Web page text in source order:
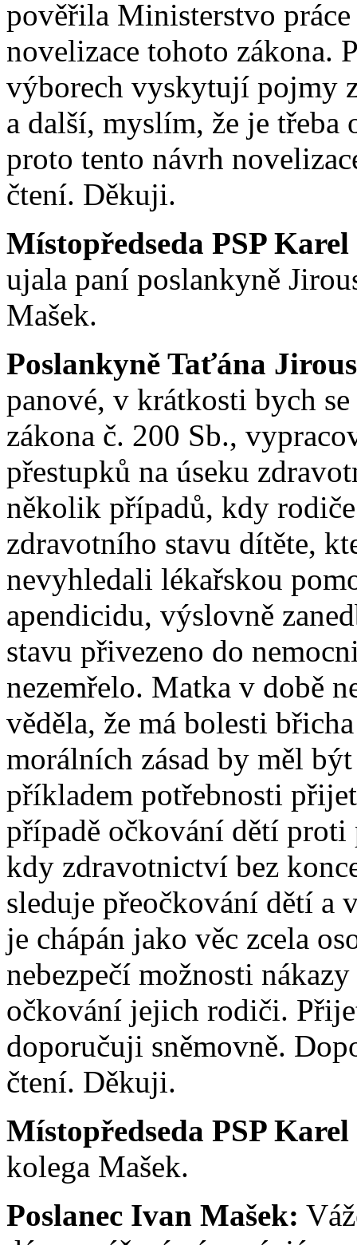
pověřila Ministerstvo
novelizace tohoto zákona.
výborech vyskytují pojmy
a další, myslím, že je
proto tento návrh
čtení. Děkuji.
Místopředseda PSP
ujala paní poslankyně
Mašek.
Poslankyně Taťána
panové, v krátkosti bych
zákona č. 200 Sb.,
přestupků na úseku
několik případů, kdy
zdravotního stavu dítěte,
nevyhledali lékařskou
apendicidu, výslovně
stavu přivezeno do
nezemřelo. Matka v době
věděla, že má bolesti
morálních zásad by měl
příkladem potřebnosti
případě očkování dětí proti
kdy zdravotnictví bez
sleduje přeočkování dětí a
je chápán jako věc zcela
nebezpečí možnosti
očkování jejich rodiči.
doporučuji sněmovně.
čtení. Děkuji.
Místopředseda PSP
kolega Mašek.
Poslanec Ivan Mašek: